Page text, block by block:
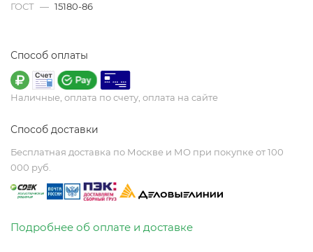
ГОСТ — 15180-86
Способ оплаты
Наличные, оплата по счету, оплата на сайте
Способ доставки
Бесплатная доставка по Москве и МО при покупке от 100
000 руб.
Подробнее об оплате и доставке